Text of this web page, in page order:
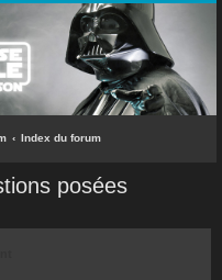
Index du forum
posées